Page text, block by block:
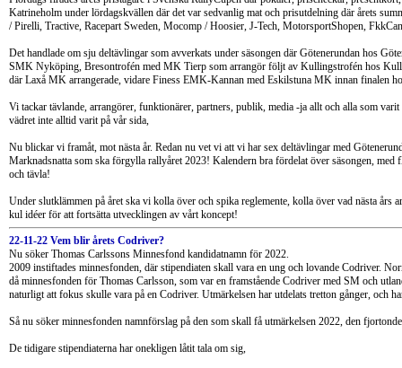
Katrineholm under lördagskvällen där det var sedvanlig mat och prisutdelning där årets
/ Pirelli, Tractive, Racepart Sweden, Mocomp / Hoosier, J-Tech, MotorsportShopen,
Det handlade om sju deltävlingar som avverkats under säsongen där Götenerundan hos
SMK Nyköping, Bresontrofén med MK Tierp som arrangör följt av Kullingstrofén hos
där Laxå MK arrangerade, vidare Finess EMK-Kannan med Eskilstuna MK innan finalen
Vi tackar tävlande, arrangörer, funktionärer, partners, publik, media -ja allt och alla som
vädret inte alltid varit på vår sida,
Nu blickar vi framåt, mot nästa år. Redan nu vet vi att vi har sex deltävlingar med
Marknadsnatta som ska förgylla rallyåret 2023! Kalendern bra fördelat över säsongen,
och tävla!
Under slutklämmen på året ska vi kolla över och spika reglemente, kolla över vad nästa
kul idéer för att fortsätta utvecklingen av vårt koncept!
22-11-22 Vem blir årets Codriver?
Nu söker Thomas Carlssons Minnesfond kandidatnamn för 2022.
2009 instiftades minnesfonden, där stipendiaten skall vara en ung och lovande Codriver.
då minnesfonden för Thomas Carlsson, som var en framstående Codriver med SM och
naturligt att fokus skulle vara på en Codriver. Utmärkelsen har utdelats tretton gånger, och
Så nu söker minnesfonden namnförslag på den som skall få utmärkelsen 2022, den
De tidigare stipendiaterna har onekligen låtit tala om sig,